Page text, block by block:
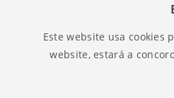
Este website usa cookies
website, estará a